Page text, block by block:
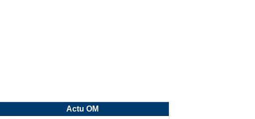
Actu OM